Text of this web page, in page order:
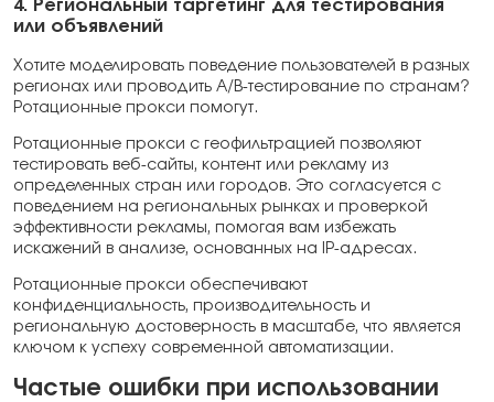
4. Региональный таргетинг для тестирования
или объявлений
Хотите моделировать поведение пользователей в разных
регионах или проводить A/B-тестирование по странам?
Ротационные прокси помогут.
Ротационные прокси с геофильтрацией позволяют
тестировать веб-сайты, контент или рекламу из
определенных стран или городов. Это согласуется с
поведением на региональных рынках и проверкой
эффективности рекламы, помогая вам избежать
искажений в анализе, основанных на IP-адресах.
Ротационные прокси обеспечивают
конфиденциальность, производительность и
региональную достоверность в масштабе, что является
ключом к успеху современной автоматизации.
Частые ошибки при использовании